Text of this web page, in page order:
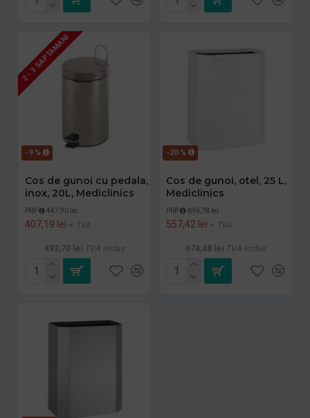
-9 %
2 - 3 SAPTAMANI
Cos de gunoi cu pedala,
inox, 20L, Mediclinics
PRP 447,90 lei
407,19 lei + TVA
492,70 lei TVA inclus
-20 %
Cos de gunoi, otel, 25 L,
Mediclinics
PRP 696,78 lei
557,42 lei + TVA
674,48 lei TVA inclus